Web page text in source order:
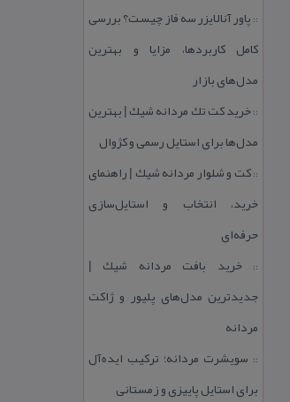
:: پاور آنالایزر سه فاز چیست؟ بررسی
كامل كاربردها، مزایا و بهترین
مدل‌های بازار
::خرید كت تك مردانه شیك | بهترین
مدل‌ها برای استایل رسمی و كژوال
::كت و شلوار مردانه شیك | راهنمای
خرید، انتخاب و استایل‌سازی
حرفه‌ای
::خرید بافت مردانه شیك |
جدیدترین مدل‌های پلیور و ژاكت
مردانه
:: سویشرت مردانه؛ تركیب ایده‌آل
برای استایل پاییزی و زمستانی